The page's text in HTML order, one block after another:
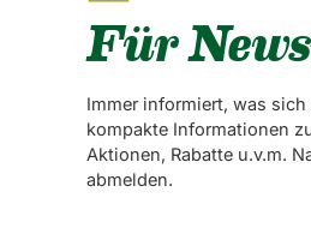
Für
Immer informiert, was sich
kompakte Informationen
Aktionen, Rabatte u.v.m.
abmelden.